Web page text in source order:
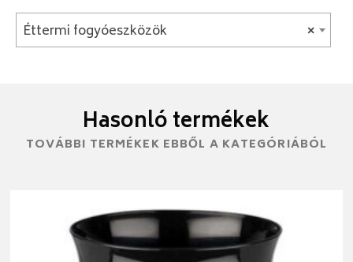
×
Éttermi fogyóeszközök
Hasonló termékek
TOVÁBBI TERMÉKEK EBBŐL A KATEGÓRIÁBÓL